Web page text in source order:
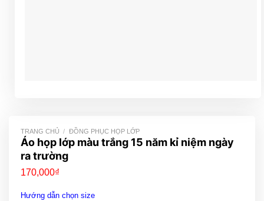
TRANG CHỦ / ĐỒNG PHỤC HỌP LỚP
Áo họp lớp màu trắng 15 năm kỉ niệm ngày
ra trường
170,000₫
Hướng dẫn chọn size